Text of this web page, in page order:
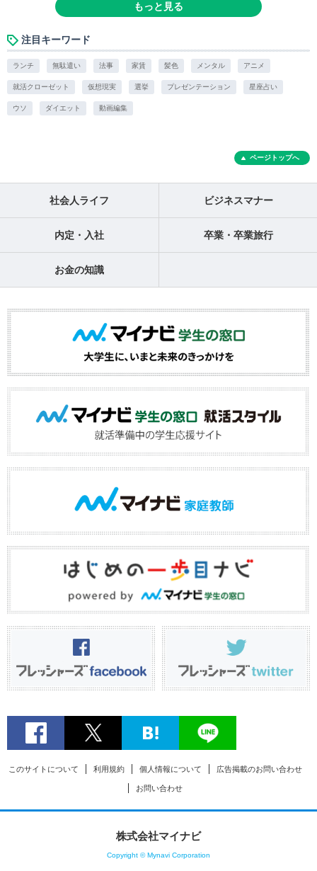
もっと見る
注目キーワード
ランチ 無駄遣い 法事 家賃 髪色 メンタル アニメ
就活クローゼット 仮想現実 選挙 プレゼンテーション 星座占い
ウソ ダイエット 動画編集
ページトップへ
社会人ライフ ビジネスマナー
内定・入社 卒業・卒業旅行
お金の知識
このサイトについて 利用規約 個人情報について 広告掲載のお問い合わせ
お問い合わせ
株式会社マイナビ
Copyright © Mynavi Corporation